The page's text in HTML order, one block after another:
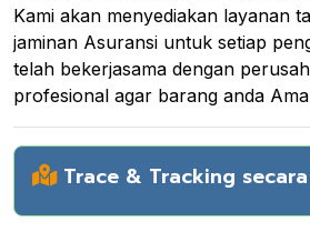
Kami akan menyediakan layanan
jaminan Asuransi untuk setiap
telah bekerjasama dengan
profesional agar barang anda
Trace & Tracking